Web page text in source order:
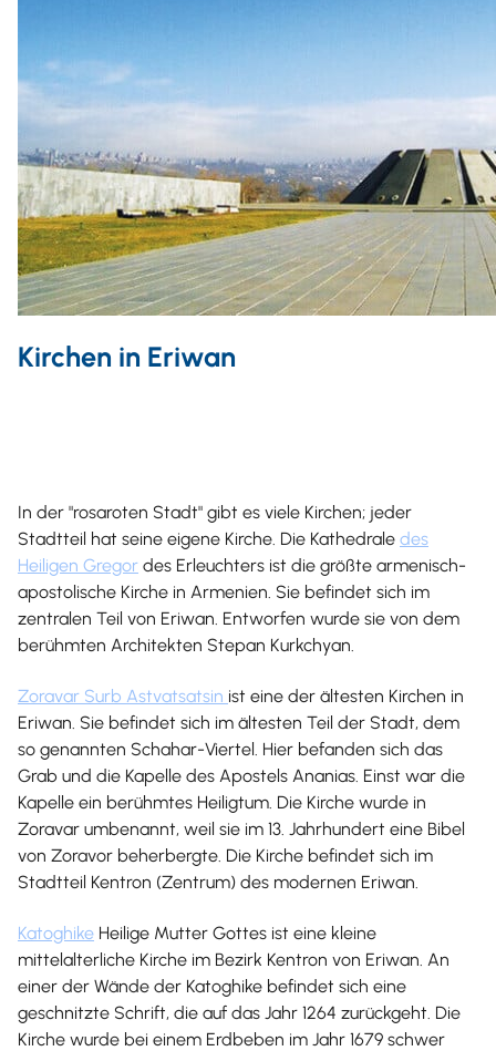
Kirchen in Eriwan
In der "rosaroten Stadt" gibt es viele Kirchen; jeder
Stadtteil hat seine eigene Kirche. Die Kathedrale des
Heiligen Gregor des Erleuchters ist die größte armenisch-
apostolische Kirche in Armenien. Sie befindet sich im
zentralen Teil von Eriwan. Entworfen wurde sie von dem
berühmten Architekten Stepan Kurkchyan.
Zoravar Surb Astvatsatsin ist eine der ältesten Kirchen in
Eriwan. Sie befindet sich im ältesten Teil der Stadt, dem
so genannten Schahar-Viertel. Hier befanden sich das
Grab und die Kapelle des Apostels Ananias. Einst war die
Kapelle ein berühmtes Heiligtum. Die Kirche wurde in
Zoravar umbenannt, weil sie im 13. Jahrhundert eine Bibel
von Zoravor beherbergte. Die Kirche befindet sich im
Stadtteil Kentron (Zentrum) des modernen Eriwan.
Katoghike Heilige Mutter Gottes ist eine kleine
mittelalterliche Kirche im Bezirk Kentron von Eriwan. An
einer der Wände der Katoghike befindet sich eine
geschnitzte Schrift, die auf das Jahr 1264 zurückgeht. Die
Kirche wurde bei einem Erdbeben im Jahr 1679 schwer